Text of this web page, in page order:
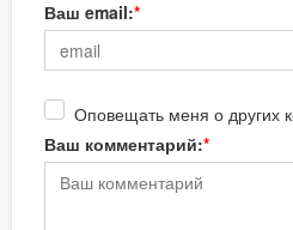
Ваш email:
Оповещать меня о других
Ваш комментарий: